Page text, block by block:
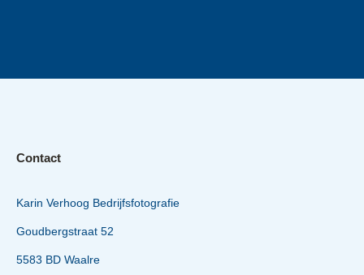
Contact
Karin Verhoog Bedrijfsfotografie
Goudbergstraat 52
5583 BD Waalre